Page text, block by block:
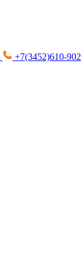
+7(3452)610-902